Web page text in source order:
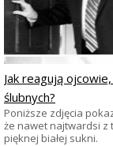
Jak reagują
ślubnych?
Poniższe zdjęcia
że nawet najtwardsi z
pięknej białej sukni.